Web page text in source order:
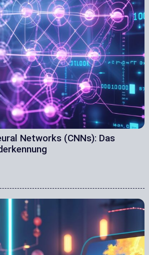
Networks (CNNs): Das